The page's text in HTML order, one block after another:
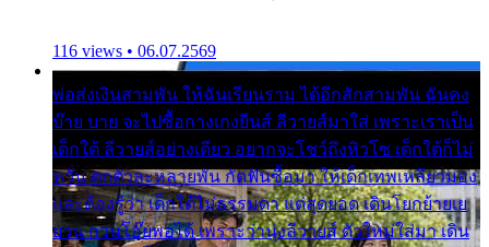
116 views • 06.07.2569
พ่อส่งเงินสามพัน ให้ฉันเรียนราม ได้อีกสักสามพัน ฉันคง
บ๊าย บาย จะไปซื้อกางเกงยีนส์ ลีวายส์มาใส่ เพราะเราเป็น
เด็กใต้ ลีวายส์อย่างเดียว อยากจะโชว์ถึงหิวโซ เด็กใต้ก็ไม่
หวั่น ตกตัวละหลายพัน กัดฟันซื้อมา ให้เด็กเทพเหลียวมอง
และต้องรู้ว่า เด็กใต้ไม่ธรรมดา แต่สุดยอด เดินโยกย้ายเย
ยวน กวนโอ๊ยพอได้ เพราะว่านุ่งลีวายส์ ตัวใหม่ใส่มา เดิน